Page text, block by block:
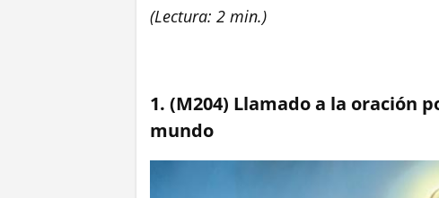
(Lectura: 2 min.)
1. (M204) Llamado a la oración
mundo